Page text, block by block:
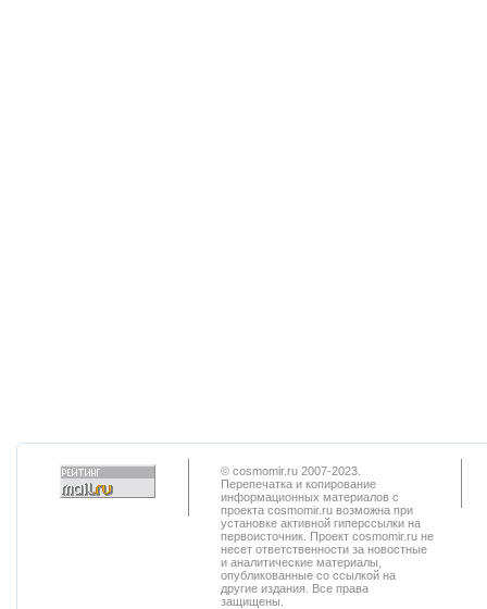
© cosmomir.ru 2007-2023.
Перепечатка и копирование
информационных материалов с
проекта cosmomir.ru возможна при
установке активной гиперссылки на
первоисточник. Проект cosmomir.ru не
несет ответственности за новостные
и аналитические материалы,
опубликованные со ссылкой на
другие издания. Все права
защищены.